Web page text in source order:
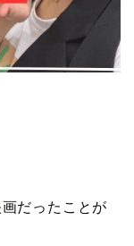
だったことが